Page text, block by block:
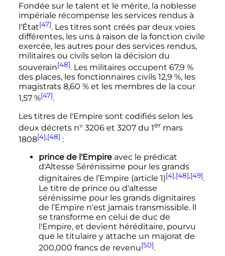
Fondée sur le talent et le mérite, la noblesse
impériale récompense les services rendus à
l'État[47]. Les titres sont créés par deux voies
différentes, les uns à raison de la fonction civile
exercée, les autres pour des services rendus,
militaires ou civils selon la décision du
souverain[48]. Les militaires occupent 67,9 %
des places, les fonctionnaires civils 12,9 %, les
magistrats 8,60 % et les membres de la cour
1,57 %[47].
Les titres de l'Empire sont codifiés selon les
deux décrets n° 3206 et 3207 du 1ermars
1808[4],[48] :
prince de l'Empireavec le prédicat
d'Altesse Sérénissime pour les grands
dignitaires de l’Empire (article 1)[4],[48],[49].
Le titre de prince ou d'altesse
sérénissime pour les grands dignitaires
de l’Empire n'est jamais transmissible. ll
se transforme en celui de duc de
l'Empire, et devient héréditaire, pourvu
que le titulaire y attache un majorat de
200,000 francs de revenu[50].